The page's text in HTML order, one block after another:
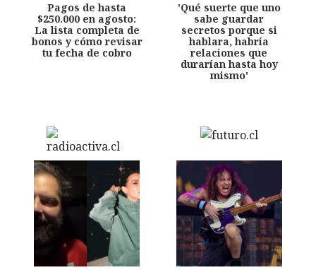
Pagos de hasta
$250.000 en agosto:
La lista completa de
bonos y cómo revisar
tu fecha de cobro
'Qué suerte que uno
sabe guardar
secretos porque si
hablara, habría
relaciones que
durarían hasta hoy
mismo'